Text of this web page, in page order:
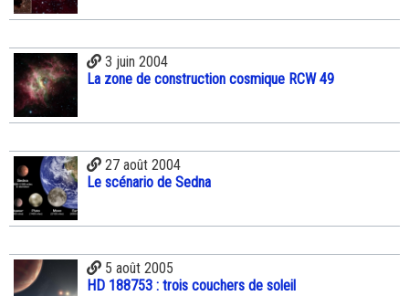
3 juin 2004
La zone de construction cosmique RCW 49
27 août 2004
Le scénario de Sedna
5 août 2005
HD 188753 : trois couchers de soleil